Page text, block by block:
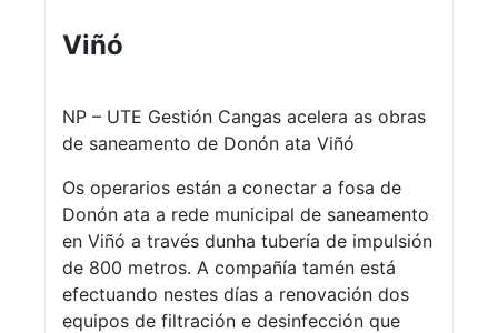
Viñó
NP – UTE Gestión Cangas acelera as obras
de saneamento de Donón ata Viñó
Os operarios están a conectar a fosa de
Donón ata a rede municipal de saneamento
en Viñó a través dunha tubería de impulsión
de 800 metros. A compañía tamén está
efectuando nestes días a renovación dos
equipos de filtración e desinfección que